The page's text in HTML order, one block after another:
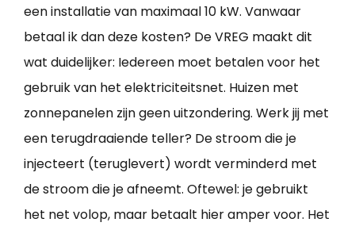
een installatie van maximaal 10 kW. Vanwaar
betaal ik dan deze kosten? De VREG maakt dit
wat duidelijker: Iedereen moet betalen voor het
gebruik van het elektriciteitsnet. Huizen met
zonnepanelen zijn geen uitzondering. Werk jij met
een terugdraaiende teller? De stroom die je
injecteert (teruglevert) wordt verminderd met
de stroom die je afneemt. Oftewel: je gebruikt
het net volop, maar betaalt hier amper voor. Het